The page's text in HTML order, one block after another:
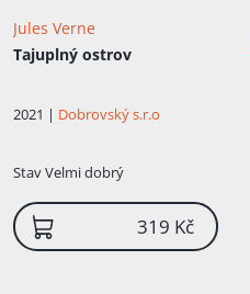
Jules Verne
Tajuplný ostrov
2021 | Dobrovský s.r.o
StavVelmi dobrý
319 Kč